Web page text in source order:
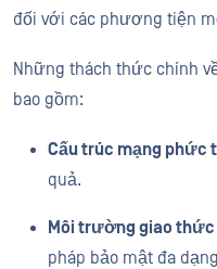
đối với các phương tiện
Những thách thức chính
bao gồm:
Cấu trúc mạng phức
quả.
Môi trường giao
pháp bảo mật đa